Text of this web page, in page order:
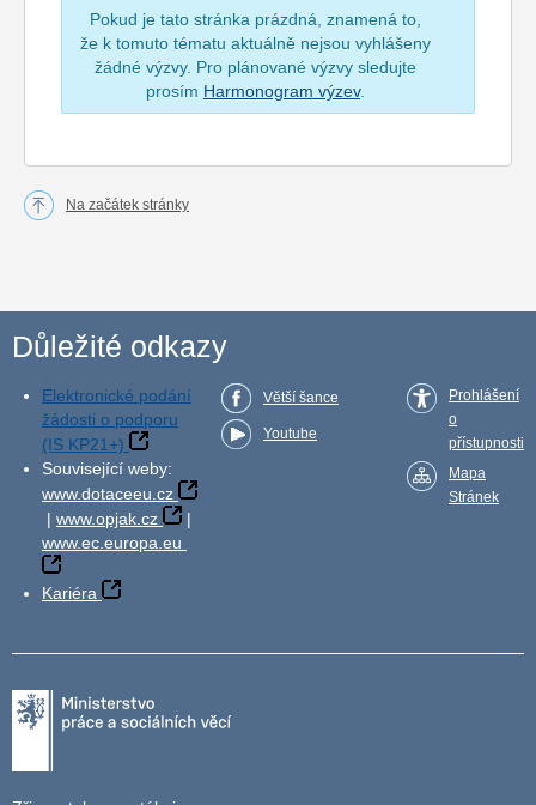
Pokud je tato stránka prázdná, znamená to,
že k tomuto tématu aktuálně nejsou vyhlášeny
žádné výzvy. Pro plánované výzvy sledujte
prosím Harmonogram výzev.
Na začátek stránky
Důležité odkazy
Elektronické podání
žádosti o podporu
(IS KP21+)
Související weby:
www.dotaceeu.cz
| www.opjak.cz
|
www.ec.europa.eu
Kariéra
Větší šance
Youtube
Prohlášení
o
přístupnosti
Mapa
Stránek